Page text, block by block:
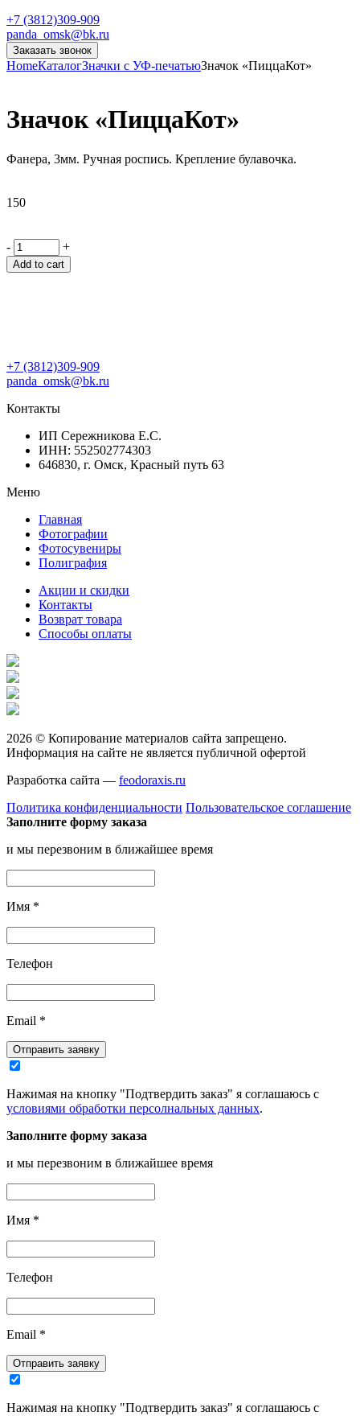
+7 (3812)309-909
panda_omsk@bk.ru
Заказать звонок
HomeКаталогЗначки с УФ-печатьюЗначок «ПиццаКот»
Значок «ПиццаКот»
Фанера, 3мм. Ручная роспись. Крепление булавочка.
150
- +
Add to cart
+7 (3812)309-909
panda_omsk@bk.ru
Контакты
ИП Сережникова Е.С.
ИНН: 552502774303
646830, г. Омск, Красный путь 63
Меню
Главная
Фотографии
Фотосувениры
Полиграфия
Акции и скидки
Контакты
Возврат товара
Способы оплаты
2026 © Копирование материалов сайта запрещено.
Информация на сайте не является публичной офертой
Разработка сайта — feodoraxis.ru
Политика конфиденциальности Пользовательское соглашение
Заполните форму заказа
и мы перезвоним в ближайшее время
Имя *
Телефон
Email *
Отправить заявку
Нажимая на кнопку "Подтвердить заказ" я соглашаюсь с
условиями обработки персолнальных данных.
Заполните форму заказа
и мы перезвоним в ближайшее время
Имя *
Телефон
Email *
Отправить заявку
Нажимая на кнопку "Подтвердить заказ" я соглашаюсь с